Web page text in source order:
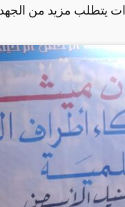
يتطلب مزيد من